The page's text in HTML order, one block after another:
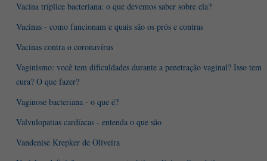
Vacina tríplice bacteriana: o que devemos saber sobre ela?
Vacinas - como funcionam e quais são os prós e contras
Vacinas contra o coronavírus
Vaginismo: você tem dificuldades durante a penetração vaginal? Isso tem
cura? O que fazer?
Vaginose bacteriana - o que é?
Valvulopatias cardíacas - entenda o que são
Vandenise Krepker de Oliveira